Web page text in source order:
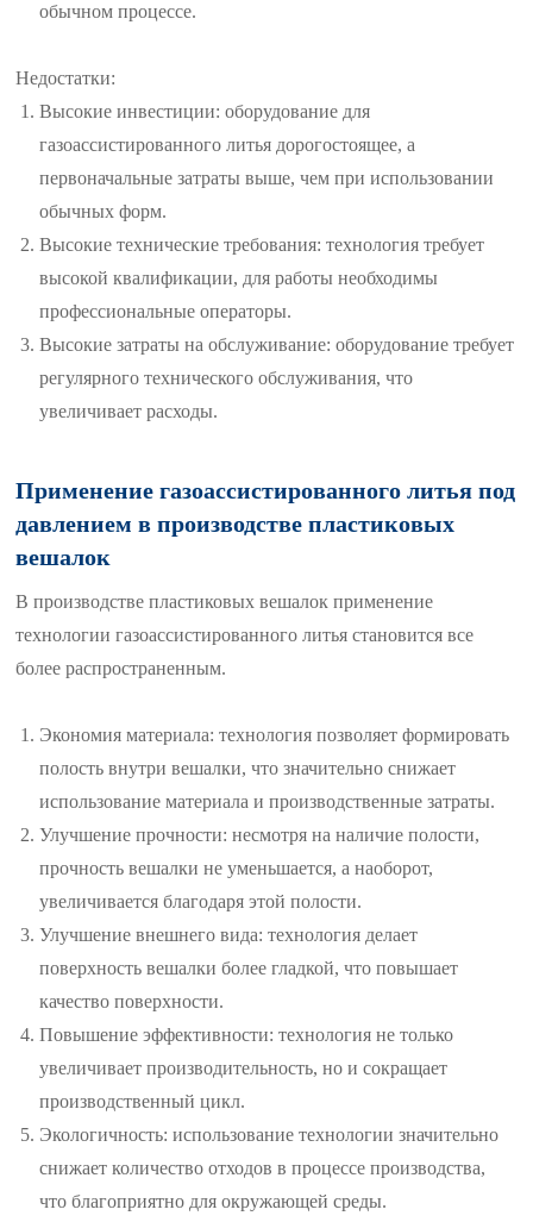
обычном процессе.
Недостатки:
Высокие инвестиции: оборудование для
газоассистированного литья дорогостоящее, а
первоначальные затраты выше, чем при использовании
обычных форм.
Высокие технические требования: технология требует
высокой квалификации, для работы необходимы
профессиональные операторы.
Высокие затраты на обслуживание: оборудование требует
регулярного технического обслуживания, что
увеличивает расходы.
Применение газоассистированного литья под
давлением в производстве пластиковых
вешалок
В производстве пластиковых вешалок применение
технологии газоассистированного литья становится все
более распространенным.
Экономия материала: технология позволяет формировать
полость внутри вешалки, что значительно снижает
использование материала и производственные затраты.
Улучшение прочности: несмотря на наличие полости,
прочность вешалки не уменьшается, а наоборот,
увеличивается благодаря этой полости.
Улучшение внешнего вида: технология делает
поверхность вешалки более гладкой, что повышает
качество поверхности.
Повышение эффективности: технология не только
увеличивает производительность, но и сокращает
производственный цикл.
Экологичность: использование технологии значительно
снижает количество отходов в процессе производства,
что благоприятно для окружающей среды.